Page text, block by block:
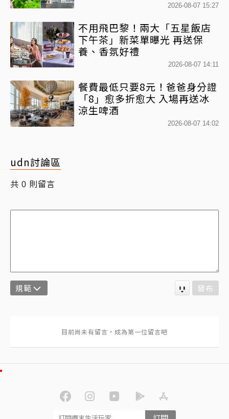
2026-08-07 15:27
不用飛巴黎！兩大「五星飯店
下午茶」新菜單曝光 再送保
養、香氛好禮
2026-08-07 14:11
餐費最低只要8元！爸爸身分證
「8」愈多折愈大 入場再送冰
涼生啤酒
2026-08-07 14:02
udn討論區
共 0 則留言
規範 發布